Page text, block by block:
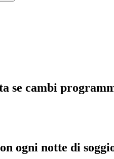
se cambi
ogni notte di